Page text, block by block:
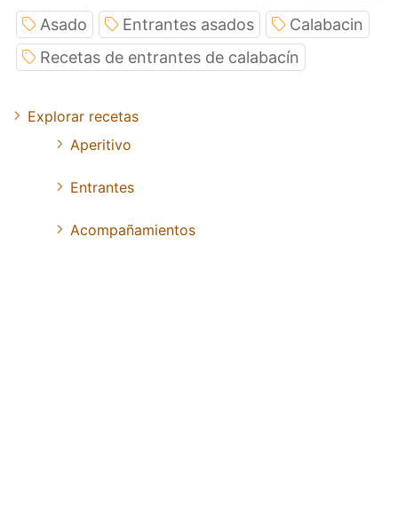
Asado Entrantes asados
Calabacin
Recetas de entrantes de calabacín
Explorar recetas
Aperitivo
Entrantes
Acompañamientos